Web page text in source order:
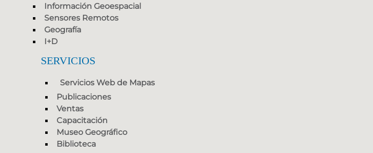
Información Geoespacial
Sensores Remotos
Geografía
I+D
SERVICIOS
Servicios Web de Mapas
Publicaciones
Ventas
Capacitación
Museo Geográfico
Biblioteca